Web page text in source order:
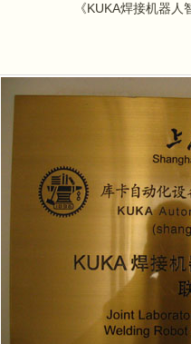
《KUKA焊接机器